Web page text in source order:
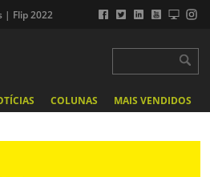
| Flip 2022
COLUNAS MAIS VENDIDOS